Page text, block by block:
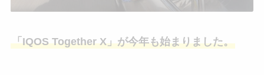
「IQOS Together X」が今年も始まりました。